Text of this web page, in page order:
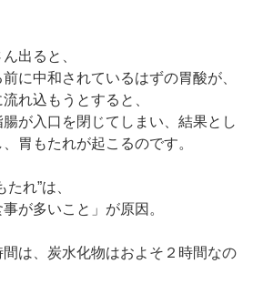
出ると、
に中和されているはずの胃酸が、
れ込もうとすると、
が入口を閉じてしまい、結果とし
胃もたれが起こるのです。
れ”は、
が多いこと」が原因。
間は、炭水化物はおよそ２時間なの